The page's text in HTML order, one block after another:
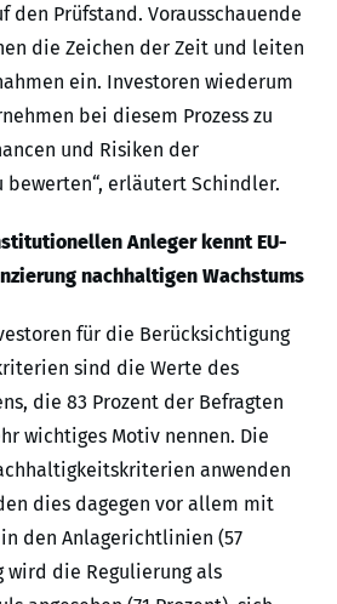
den Prüfstand. Vorausschauende
die Zeichen der Zeit und leiten
ein. Investoren wiederum
bei diesem Prozess zu
und Risiken der
bewerten“, erläutert Schindler.
Anleger kennt EU-
nachhaltigen Wachstums
für die Berücksichtigung
sind die Werte des
die 83 Prozent der Befragten
wichtiges Motiv nennen. Die
anwenden
dies dagegen vor allem mit
den Anlagerichtlinien (57
wird die Regulierung als